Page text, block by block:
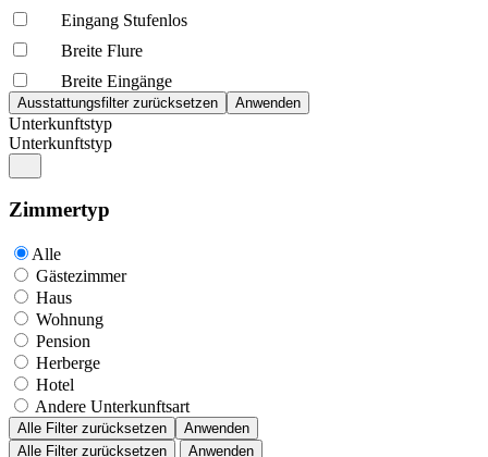
Eingang Stufenlos
Breite Flure
Breite Eingänge
Unterkunftstyp
Unterkunftstyp
Zimmertyp
Alle
Gästezimmer
Haus
Wohnung
Pension
Herberge
Hotel
Andere Unterkunftsart
Alle Filter zurücksetzen
Anwenden
Alle Filter zurücksetzen
Anwenden